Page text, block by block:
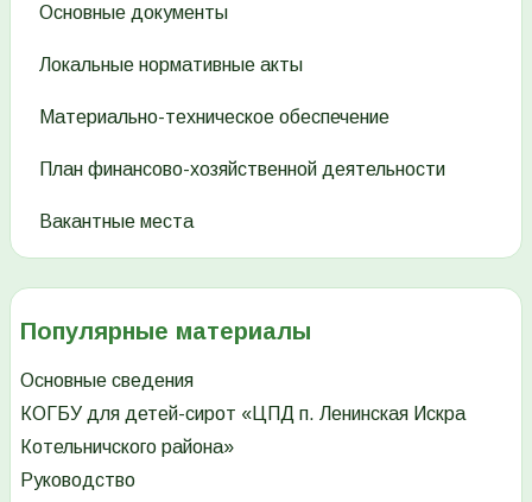
Основные документы
Локальные нормативные акты
Материально-техническое обеспечение
План финансово-хозяйственной деятельности
Вакантные места
Популярные материалы
Основные сведения
КОГБУ для детей-сирот «ЦПД п. Ленинская Искра
Котельничского района»
Руководство